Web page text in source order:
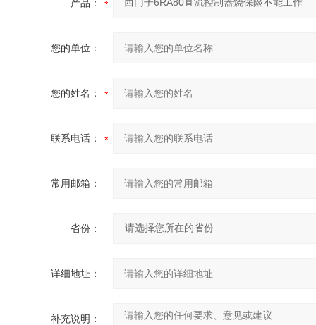
产品：
您的单位：
您的姓名：
联系电话：
常用邮箱：
省份：
详细地址：
补充说明：